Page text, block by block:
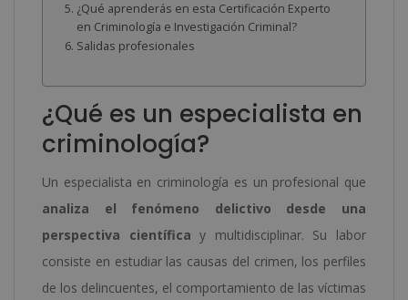
¿Qué aprenderás en esta Certificación Experto
en Criminología e Investigación Criminal?
Salidas profesionales
¿Qué es un especialista en
criminología?
Un especialista en criminología es un profesional que
analiza el fenómeno delictivo desde una
perspectiva científica y multidisciplinar. Su labor
consiste en estudiar las causas del crimen, los perfiles
de los delincuentes, el comportamiento de las víctimas